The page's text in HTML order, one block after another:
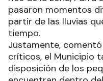
pasaron momentos
partir de las lluvias
tiempo.
Justamente,
críticos, el Municipio
disposición de los